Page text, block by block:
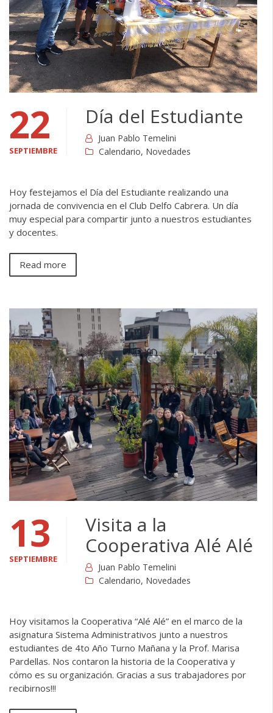
22
SEPTIEMBRE
Día del Estudiante
Juan Pablo Temelini
Calendario, Novedades
Hoy festejamos el Día del Estudiante realizando una
jornada de convivencia en el Club Delfo Cabrera. Un día
muy especial para compartir junto a nuestros estudiantes
y docentes.
Read more
13
SEPTIEMBRE
Visita a la
Cooperativa Alé Alé
Juan Pablo Temelini
Calendario, Novedades
Hoy visitamos la Cooperativa “Alé Alé” en el marco de la
asignatura Sistema Administrativos junto a nuestros
estudiantes de 4to Año Turno Mañana y la Prof. Marisa
Pardellas. Nos contaron la historia de la Cooperativa y
cómo es su organización. Gracias a sus trabajadores por
recibirnos!!!